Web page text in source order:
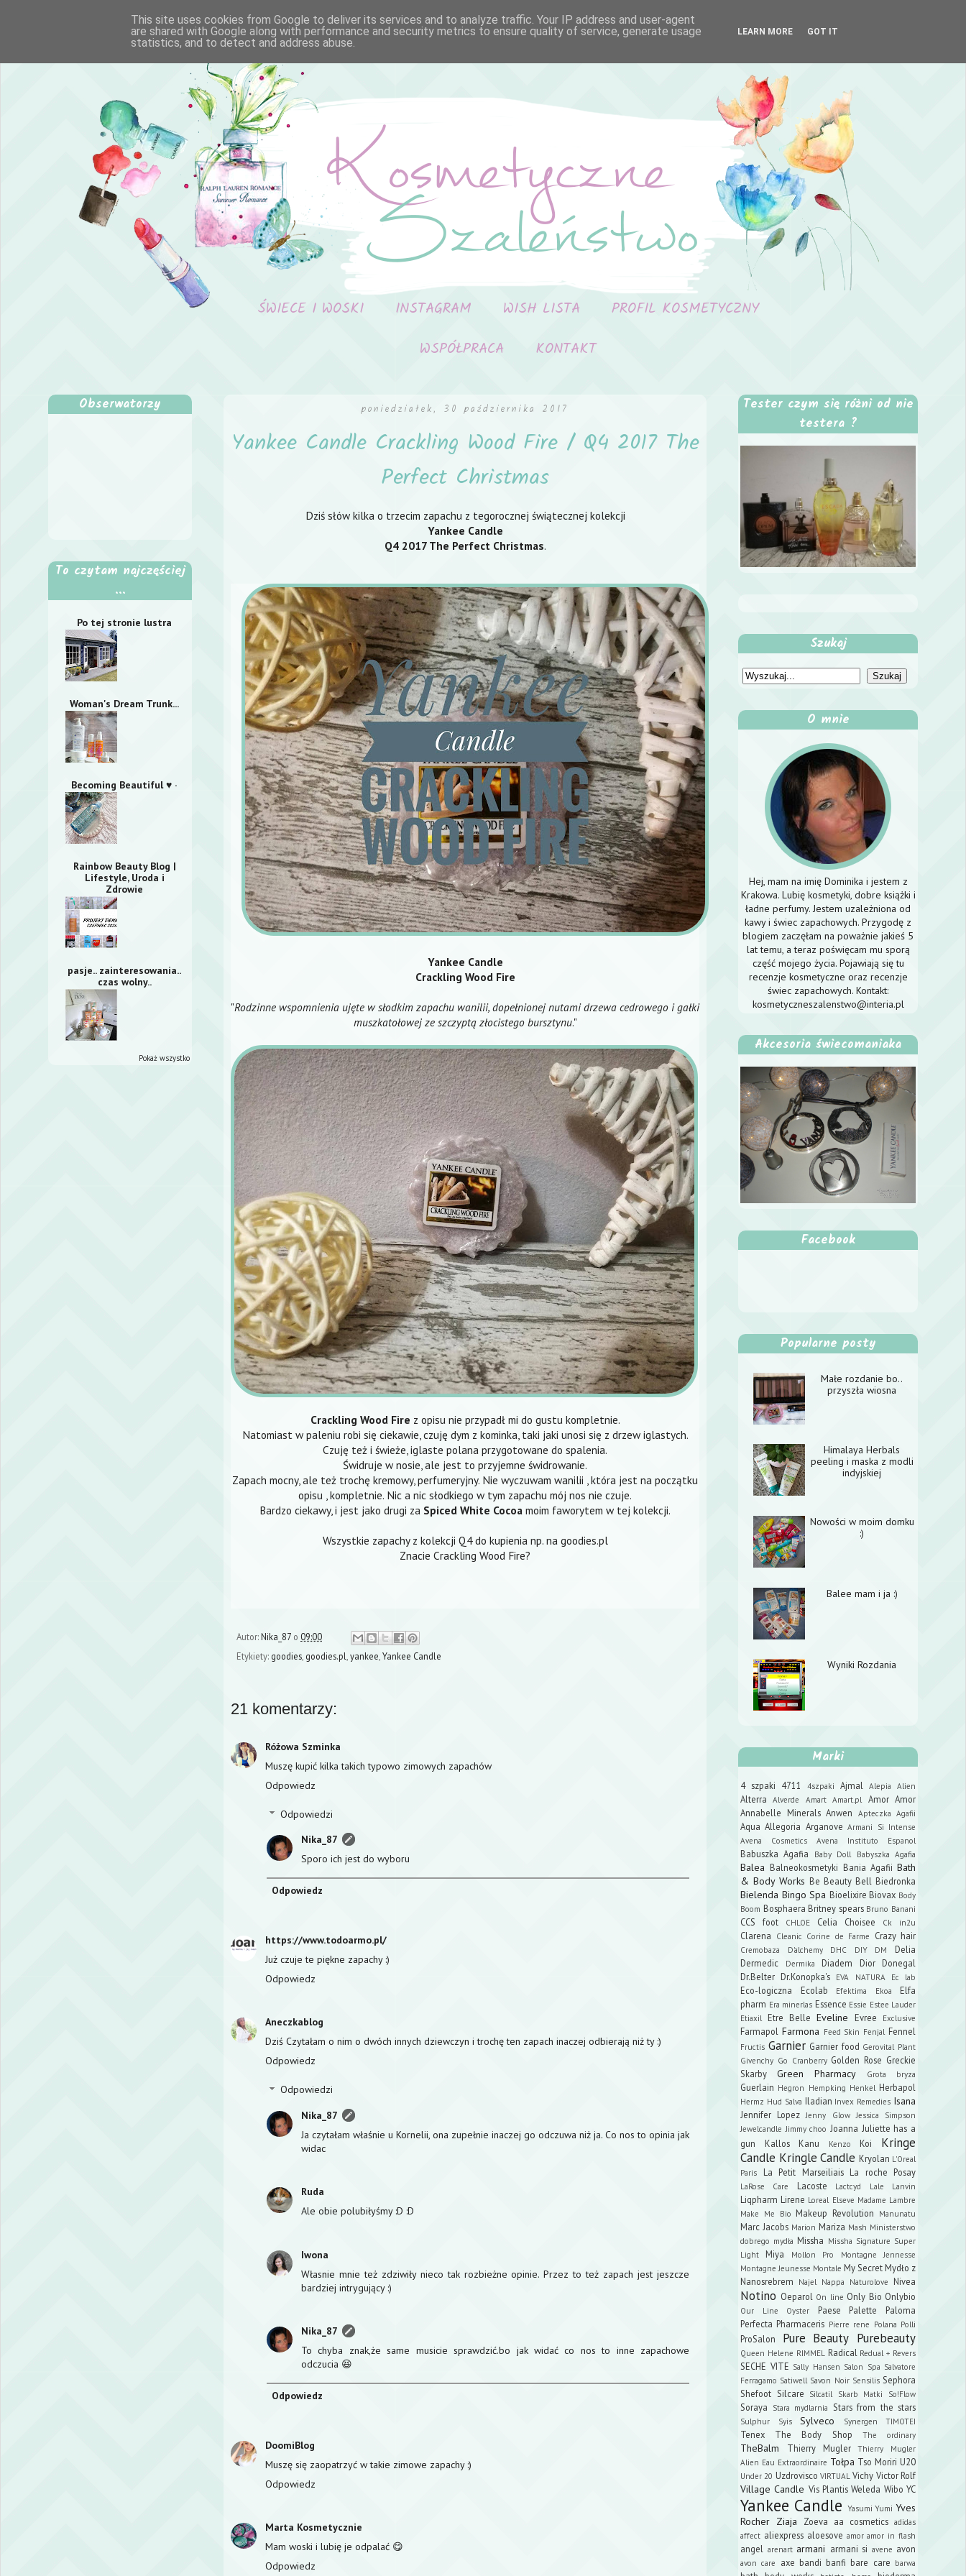
ŚWIECE I WOSKI INSTAGRAM WISH LISTA
PROFIL KOSMETYCZNY
WSPÓŁPRACA
KONTAKT
poniedziałek, 30 października 2017
Yankee Candle Crackling Wood Fire / Q4 2017 The
Perfect Christmas
Dziś słów kilka o trzecim zapachu z tegorocznej świątecznej kolekcji
Yankee Candle
Q4 2017 The Perfect Christmas.
Yankee Candle
Crackling Wood Fire
"Rodzinne wspomnienia ujęte w słodkim zapachu wanilii, dopełnionej nutami drzewa cedrowego i gałki
muszkatołowej ze szczyptą złocistego bursztynu."
Crackling Wood Fire z opisu nie przypadł mi do gustu kompletnie.
Natomiast w paleniu robi się ciekawie, czuję dym z kominka, taki jaki unosi się z drzew iglastych.
Czuję też i świeże, iglaste polana przygotowane do spalenia.
Świdruje w nosie, ale jest to przyjemne świdrowanie.
Zapach mocny, ale też trochę kremowy, perfumeryjny. Nie wyczuwam wanilii , która jest na początku
opisu , kompletnie. Nic a nic słodkiego w tym zapachu mój nos nie czuje.
Bardzo ciekawy, i jest jako drugi za Spiced White Cocoa moim faworytem w tej kolekcji.
Wszystkie zapachy z kolekcji Q4 do kupienia np. na goodies.pl
Znacie Crackling Wood Fire?
Autor:Nika_87 o 09:00
Etykiety: goodies goodies.pl yankee Yankee Candle
21 komentarzy:
Różowa Szminka
Muszę kupić kilka takich typowo zimowych zapachów
Odpowiedz
Odpowiedzi
Nika_87
Sporo ich jest do wyboru
Odpowiedz
https://www.todoarmo.pl/
Już czuje te piękne zapachy :)
Odpowiedz
Aneczkablog
Dziś Czytałam o nim o dwóch innych dziewczyn i trochę ten zapach inaczej odbierają niż ty :)
Odpowiedz
Odpowiedzi
Nika_87
Ja czytałam właśnie u Kornelii, ona zupełnie inaczej go odczuwa niż ja. Co nos to opinia jak
widac
Ruda
Ale obie polubiłyśmy :D :D
Iwona
Własnie mnie też zdziwiły nieco tak rozbieżne opinie. Przez to też zapach jest jeszcze
bardziej intrygujący :)
Nika_87
To chyba znak,że same musicie sprawdzić.bo jak widać co nos to inne zapachowe
odczucia 😆
Odpowiedz
DoomiBlog
Muszę się zaopatrzyć w takie zimowe zapachy :)
Odpowiedz
Marta Kosmetycznie
Mam woski i lubię je odpalać 😋
Odpowiedz
Obserwatorzy
To czytam najczęściej
...
Po tej stronie lustra
Woman's Dream Trunk...
Becoming Beautiful ♥ ·
Rainbow Beauty Blog |
Lifestyle, Uroda i
Zdrowie
pasje.. zainteresowania..
czas wolny..
Pokaż wszystko
Tester czym się różni od nie
testera ?
Szukaj
O mnie
Hej, mam na imię Dominika i jestem z
Krakowa. Lubię kosmetyki, dobre książki i
ładne perfumy. Jestem uzależniona od
kawy i świec zapachowych. Przygodę z
blogiem zaczęłam na poważnie jakieś 5
lat temu, a teraz poświęcam mu sporą
część mojego życia. Pojawiają się tu
recenzje kosmetyczne oraz recenzje
świec zapachowych. Kontakt:
kosmetyczneszalenstwo@interia.pl
Akcesoria świecomaniaka
Facebook
Popularne posty
Małe rozdanie bo..
przyszła wiosna
Himalaya Herbals
peeling i maska z modli
indyjskiej
Nowości w moim domku
:)
Balee mam i ja :)
Wyniki Rozdania
Marki
4 szpaki 4711 4szpaki Ajmal Alepia Alien
Alterra Alverde Amart Amart.pl
Amor Amor
Annabelle Minerals Anwen Apteczka Agafii
Aqua Allegoria Arganove Armani Si Intense
Avena Cosmetics
Avena Instituto Espanol
Babuszka Agafia Baby Doll Babyszka Agafia
Balea Balneokosmetyki Bania Agafii Bath
& Body Works Be Beauty Bell Biedronka
Bielenda Bingo Spa Bioelixire Biovax Body
Boom Bosphaera Britney spears Bruno Banani
CCS foot CHLOE Celia Choisee Ck in2u
Clarena Cleanic Corine de Farme Crazy hair
Cremobaza D'alchemy DHC DIY DM
Delia
Dermedic
Dermika Diadem Dior
Donegal
Dr.Belter Dr.Konopka's EVA NATURA Ec lab
Eco-logiczna Ecolab Efektima Ekoa
Elfa
pharm Era minerlas Essence Essie Estee Lauder
Etiaxil
Etre Belle Eveline Evree Exclusive
Farmapol Farmona Feed Skin Fenjal Fennel
Fructis Garnier Garnier food Gerovital Plant
Givenchy Go Cranberry Golden Rose Greckie
Skarby
Green Pharmacy Grota bryza
Guerlain Hegron Hempking Henkel Herbapol
Hermz Hud Salva Iladian Invex Remedies Isana
Jennifer Lopez Jenny Glow Jessica Simpson
Jewelcandle Jimmy choo Joanna Juliette has a
gun
Kallos Kanu Kenzo Koi
Kringe
Candle Kringle Candle Kryolan L'Oreal
Paris
La Petit Marseiliais La roche Posay
LaRose Care Lacoste Lactcyd Lale Lanvin
Liqpharm Lirene Loreal Elseve Madame Lambre
Make Me Bio Makeup Revolution Manunatu
Marc Jacobs Marion Mariza Mash Ministerstwo
dobrego mydła Missha Missha Signature Super
Light
Miya Mollon Pro
Montagne Jennesse
Montagne Jeunesse Montale My Secret Mydło z
Nanosrebrem
Najel Nappa Naturolove Nivea
Notino Oeparol On line Only Bio Onlybio
Our Line Oyster Paese Palette
Paloma
Perfecta Pharmaceris Pierre rene Polana Polli
ProSalon Pure Beauty Purebeauty
Queen Helene RIMMEL Radical Redual + Revers
SECHE VITE Sally Hansen Salon Spa Salvatore
Ferragamo Satiwell Savon Noir Sensilis Sephora
Shefoot Silcare Silcatil Skarb Matki So!Flow
Soraya Stara mydlarnia Stars from the stars
Sulphur Syis Sylveco Synergen TIMOTEI
Tenex The Body Shop The ordinary
TheBalm Thierry Mugler
Thierry Mugler
Alien Eau Extraordinaire Tołpa Tso Moriri U20
Under 20 Uzdrovisco VIRTUAL Vichy Victor Rolf
Village Candle Vis Plantis Weleda Wibo YC
Yankee Candle Yasumi Yumi Yves
Rocher Ziaja Zoeva aa cosmetics adidas
affect aliexpress aloesove amor amor in flash
angel arenart armani armani si avene avon
avon care axe bandi banfi bare care barwa
This site uses cookies from Google to deliver its services and to analyze traffic. Your IP address and user-agent
are shared with Google along with performance and security metrics to ensure quality of service, generate usage
statistics, and to detect and address abuse.
LEARN MORE GOT IT